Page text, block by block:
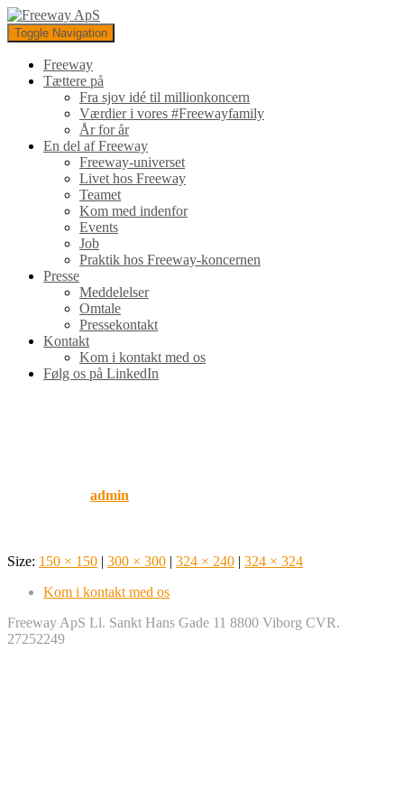
Toggle Navigation
Freeway
Tættere på
Fra sjov idé til millionkoncern
Værdier i vores #Freewayfamily
År for år
En del af Freeway
Freeway-universet
Livet hos Freeway
Teamet
Kom med indenfor
Events
Job
Praktik hos Freeway-koncernen
Presse
Meddelelser
Omtale
Pressekontakt
Kontakt
Kom i kontakt med os
Følg os på LinkedIn
admin
Size: 150 × 150 | 300 × 300 | 324 × 240 | 324 × 324
Kom i kontakt med os
Freeway ApS Ll. Sankt Hans Gade 11 8800 Viborg CVR.
27252249